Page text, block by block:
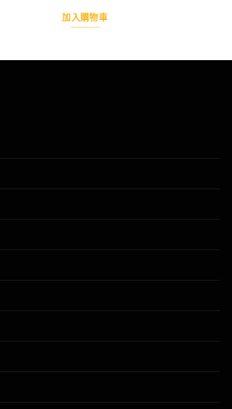
價
格：
加入購物車